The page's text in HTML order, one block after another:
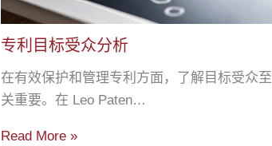
专利目标受众分析
在有效保护和管理专利方面，了解目标受众至
关重要。在 Leo Paten…
Read More »